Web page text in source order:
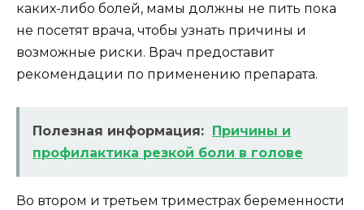
каких-либо болей, мамы должны не пить пока
не посетят врача, чтобы узнать причины и
возможные риски. Врач предоставит
рекомендации по применению препарата.
Полезная информация:
Причины и
профилактика резкой боли в голове
Во втором и третьем триместрах беременности